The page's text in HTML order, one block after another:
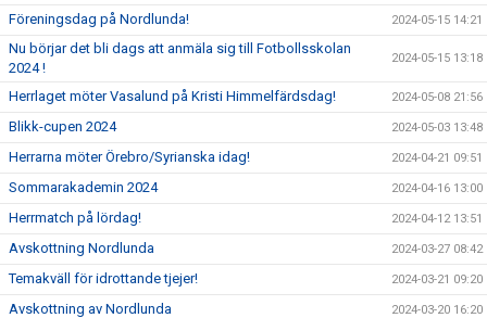
Föreningsdag på Nordlunda! 2024-05-15 14:21
Nu börjar det bli dags att anmäla sig till Fotbollsskolan
2024 !
2024-05-15 13:18
Herrlaget möter Vasalund på Kristi Himmelfärdsdag! 2024-05-08 21:56
Blikk-cupen 2024 2024-05-03 13:48
Herrarna möter Örebro/Syrianska idag! 2024-04-21 09:51
Sommarakademin 2024 2024-04-16 13:00
Herrmatch på lördag! 2024-04-12 13:51
Avskottning Nordlunda 2024-03-27 08:42
Temakväll för idrottande tjejer! 2024-03-21 09:20
Avskottning av Nordlunda 2024-03-20 16:20